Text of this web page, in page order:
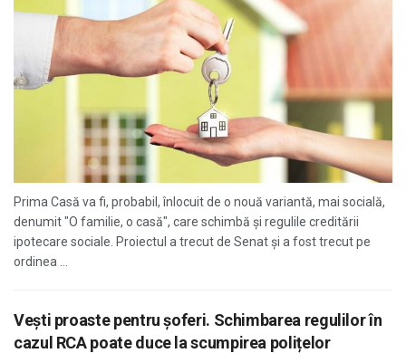
Prima Casă va fi, probabil, înlocuit de o nouă variantă, mai socială,
denumit "O familie, o casă", care schimbă și regulile creditării
ipotecare sociale. Proiectul a trecut de Senat și a fost trecut pe
ordinea ...
Veşti proaste pentru şoferi. Schimbarea regulilor în
cazul RCA poate duce la scumpirea polițelor